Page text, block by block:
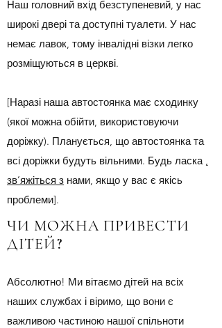
Наш головний вхід безступеневий, у нас
широкі двері та доступні туалети. У нас
немає лавок, тому інвалідні візки легко
розміщуються в церкві.
[Наразі наша автостоянка має сходинку
(якої можна обійти, використовуючи
доріжку). Планується, що автостоянка та
всі доріжки будуть вільними. Будь ласка ,
зв’яжіться з нами, якщо у вас є якісь
проблеми].
ЧИ МОЖНА ПРИВЕСТИ
ДІТЕЙ?
Абсолютно! Ми вітаємо дітей на всіх
наших службах і віримо, що вони є
важливою частиною нашої спільноти